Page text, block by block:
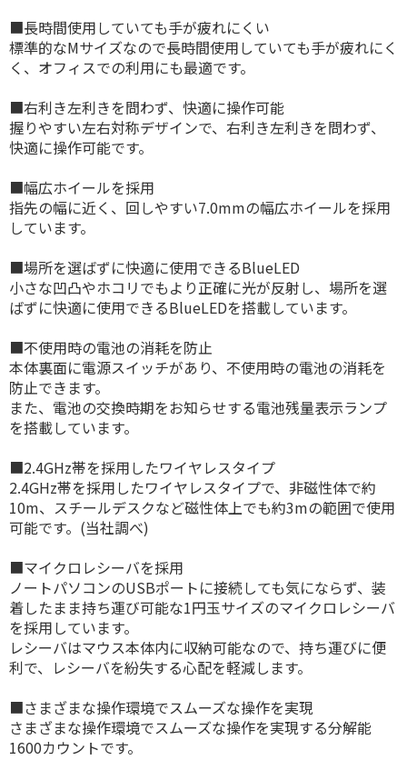
■長時間使用していても手が疲れにくい
標準的なMサイズなので長時間使用していても手が疲れにく
く、オフィスでの利用にも最適です。
■右利き左利きを問わず、快適に操作可能
握りやすい左右対称デザインで、右利き左利きを問わず、
快適に操作可能です。
■幅広ホイールを採用
指先の幅に近く、回しやすい7.0mmの幅広ホイールを採用
しています。
■場所を選ばずに快適に使用できるBlueLED
小さな凹凸やホコリでもより正確に光が反射し、場所を選
ばずに快適に使用できるBlueLEDを搭載しています。
■不使用時の電池の消耗を防止
本体裏面に電源スイッチがあり、不使用時の電池の消耗を
防止できます。
また、電池の交換時期をお知らせする電池残量表示ランプ
を搭載しています。
■2.4GHz帯を採用したワイヤレスタイプ
2.4GHz帯を採用したワイヤレスタイプで、非磁性体で約
10m、スチールデスクなど磁性体上でも約3mの範囲で使用
可能です。(当社調べ)
■マイクロレシーバを採用
ノートパソコンのUSBポートに接続しても気にならず、装
着したまま持ち運び可能な1円玉サイズのマイクロレシーバ
を採用しています。
レシーバはマウス本体内に収納可能なので、持ち運びに便
利で、レシーバを紛失する心配を軽減します。
■さまざまな操作環境でスムーズな操作を実現
さまざまな操作環境でスムーズな操作を実現する分解能
1600カウントです。